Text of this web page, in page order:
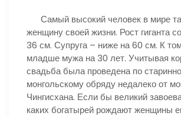
Самый высокий человек в мире
женщину своей жизни. Рост гиганта
36 см. Супруга – ниже на 60 см. К
младше мужа на 30 лет. Учитывая
свадьба была проведена по
монгольскому обряду недалеко от
Чингисхана. Если бы великий
каких богатырей рождают женщины